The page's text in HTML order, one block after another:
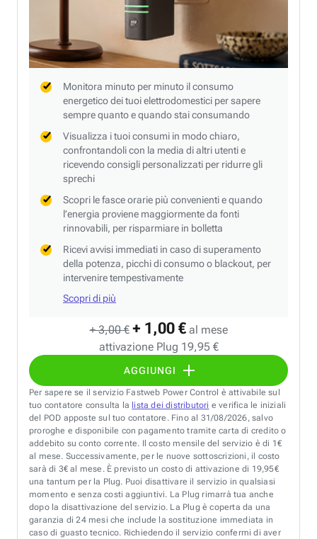
+ 3,00 € + 1,00 € al mese
attivazione Plug 19,95 €
AGGIUNGI
Monitora minuto per minuto il consumo
energetico dei tuoi elettrodomestici per sapere
sempre quanto e quando stai consumando
Visualizza i tuoi consumi in modo chiaro,
confrontandoli con la media di altri utenti e
ricevendo consigli personalizzati per ridurre gli
sprechi
Scopri le fasce orarie più convenienti e quando
l’energia proviene maggiormente da fonti
rinnovabili, per risparmiare in bolletta
Ricevi avvisi immediati in caso di superamento
della potenza, picchi di consumo o blackout, per
intervenire tempestivamente
Scopri di più
Per sapere se il servizio Fastweb Power Control è attivabile sul
tuo contatore consulta la lista dei distributori e verifica le iniziali
del POD apposte sul tuo contatore. Fino al 31/08/2026, salvo
proroghe e disponibile con pagamento tramite carta di credito o
addebito su conto corrente. Il costo mensile del servizio è di 1€
al mese. Successivamente, per le nuove sottoscrizioni, il costo
sarà di 3€ al mese. È previsto un costo di attivazione di 19,95€
una tantum per la Plug. Puoi disattivare il servizio in qualsiasi
momento e senza costi aggiuntivi. La Plug rimarrà tua anche
dopo la disattivazione del servizio. La Plug è coperta da una
garanzia di 24 mesi che include la sostituzione immediata in
caso di guasto tecnico. Richiedendo il servizio confermi di aver